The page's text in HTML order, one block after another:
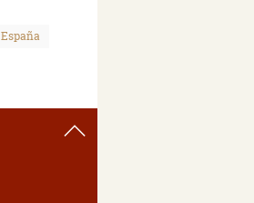
España